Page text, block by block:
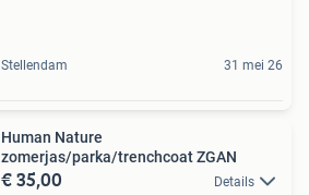
Stellendam 31 mei 26
Human Nature
zomerjas/parka/trenchcoat ZGAN
€ 35,00 Details